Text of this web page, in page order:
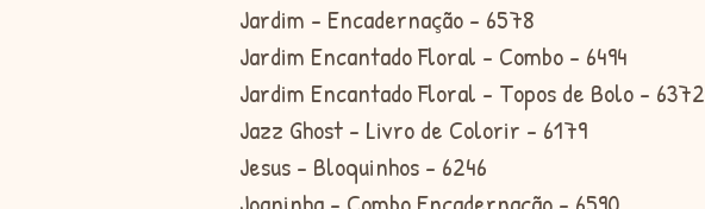
Jardim - Encadernação - 6578
Jardim Encantado Floral - Combo - 6494
Jardim Encantado Floral - Topos de Bolo - 6372
Jazz Ghost - Livro de Colorir - 6179
Jesus - Bloquinhos - 6246